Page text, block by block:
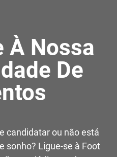
À Nossa
De
candidatar ou não está
sonho? Ligue-se à Foot